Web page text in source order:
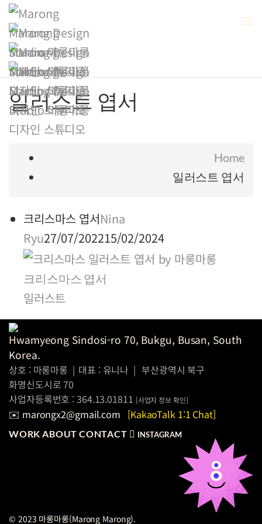
일러스트 엽서
Home
일러스트 엽서
크리스마스 엽서Nina
Ryu27/07/202215/02/2024
크리스마스 엽서
일러스트
Hwamyeong Sindosi-ro 70, Bukgu, Busan, South
Korea.
상호 : 마롱마롱 | 대표 : 유니나 | 부산광역시 북구
화명신도시로 70
사업자등록번호 : 364.13.01811 [사업자 정보 확인]
✉️ marongx2@gmail.com [KakaoTalk 1:1 Chat]
WORK ABOUT CONTACT INSTAGRAM
© 2023 마롱마롱(Marong Marong).